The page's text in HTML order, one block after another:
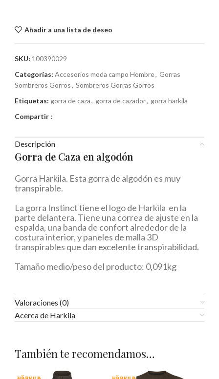
Añadir a una lista de deseo
SKU: 100390029
Categorías: Accesorios moda campo Hombre, Gorras
Sombreros Gorros, Sombreros Gorras Gorros
Etiquetas: gorra de caza, gorra de cazador, gorra harkila
Compartir :
Descripción
Gorra de Caza en algodón
Gorra Harkila. Esta gorra de algodón es muy
transpirable.
La gorra Instinct tiene el logo de Harkila en la
parte delantera. Tiene una correa de ajuste en la
espalda, una banda de confort alrededor de la
costura interior, y paneles de malla 3D
transpirables que dan excelente transpirabilidad.
Tamaño medio/peso del producto: 0,091kg
Valoraciones (0)
Acerca de Harkila
También te recomendamos…